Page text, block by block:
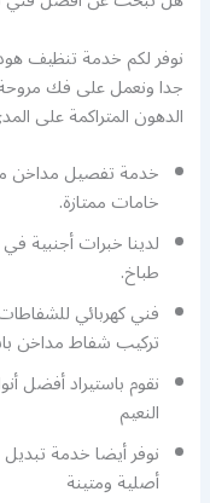
نوفر لكم خدمة تنظيف
جدا ونعمل على فك مروحة
الدهون المتراكمة على
خدمة تفصيل مداخن
خامات ممتازة.
لدينا خبرات أجنبية
طباخ.
فني كهربائي
تركيب شفاط مداخن
نقوم باستيراد أفضل
النعيم
نوفر أيضا خدمة
أصلية ومتينة